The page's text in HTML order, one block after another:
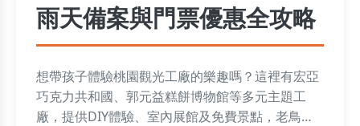
雨天備案與門票優惠全攻略
想帶孩子體驗桃園觀光工廠的樂趣嗎？這裡有宏亞
巧克力共和國、郭元益糕餅博物館等多元主題工
廠，提供DIY體驗、室內展館及免費景點，老鳥真